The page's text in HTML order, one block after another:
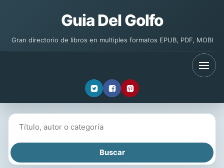
Guia Del Golfo
Gran directorio de libros en multiples formatos EPUB, PDF, MOBI